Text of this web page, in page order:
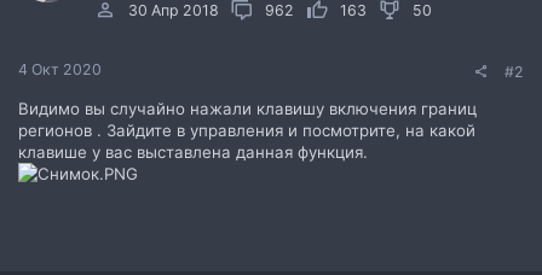
30 Апр 2018 962 163 50
4 Окт 2020 #2
Видимо вы случайно нажали клавишу включения границ
регионов . Зайдите в управления и посмотрите, на какой
клавише у вас выставлена данная функция.